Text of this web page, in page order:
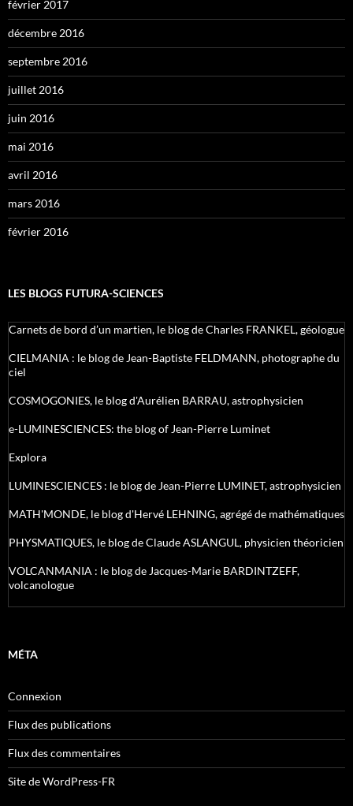
février 2017
décembre 2016
septembre 2016
juillet 2016
juin 2016
mai 2016
avril 2016
mars 2016
février 2016
LES BLOGS FUTURA-SCIENCES
Carnets de bord d’un martien, le blog de Charles FRANKEL, géologue
CIELMANIA : le blog de Jean-Baptiste FELDMANN, photographe du
ciel
COSMOGONIES, le blog d'Aurélien BARRAU, astrophysicien
e-LUMINESCIENCES: the blog of Jean-Pierre Luminet
Explora
LUMINESCIENCES : le blog de Jean-Pierre LUMINET, astrophysicien
MATH'MONDE, le blog d'Hervé LEHNING, agrégé de mathématiques
PHYSMATIQUES, le blog de Claude ASLANGUL, physicien théoricien
VOLCANMANIA : le blog de Jacques-Marie BARDINTZEFF,
volcanologue
MÉTA
Connexion
Flux des publications
Flux des commentaires
Site de WordPress-FR